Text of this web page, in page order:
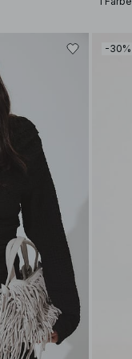
-30%